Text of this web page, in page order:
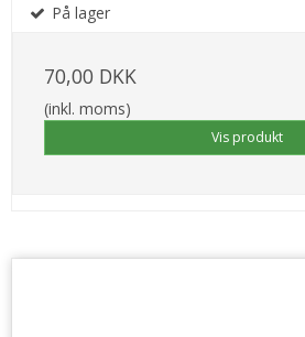
På lager
70,00 DKK
(inkl. moms)
Vis produkt